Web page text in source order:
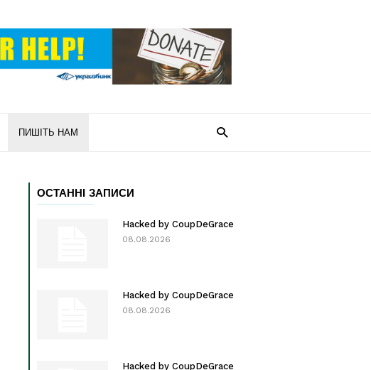
ПИШІТЬ НАМ
ОСТАННІ ЗАПИСИ
Hacked by CoupDeGrace
08.08.2026
Hacked by CoupDeGrace
08.08.2026
Hacked by CoupDeGrace